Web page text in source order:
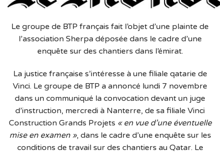
Le groupe de BTP français fait l’objet d’une plainte de
l’association Sherpa déposée dans le cadre d’une
enquête sur des chantiers dans l’émirat.
La justice française s’intéresse à une filiale qatarie de
Vinci. Le groupe de BTP a annoncé lundi 7 novembre
dans un communiqué la convocation devant un juge
d’instruction, mercredi à Nanterre, de sa filiale Vinci
Construction Grands Projets « en vue d’une éventuelle
mise en examen », dans le cadre d’une enquête sur les
conditions de travail sur des chantiers au Qatar. Le